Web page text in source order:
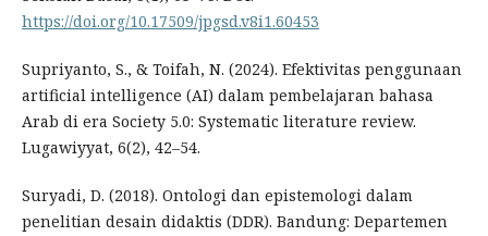
https://doi.org/10.17509/jpgsd.v8i1.60453
Supriyanto, S., & Toifah, N. (2024). Efektivitas penggunaan
artificial intelligence (AI) dalam pembelajaran bahasa
Arab di era Society 5.0: Systematic literature review.
Lugawiyyat, 6(2), 42–54.
Suryadi, D. (2018). Ontologi dan epistemologi dalam
penelitian desain didaktis (DDR). Bandung: Departemen